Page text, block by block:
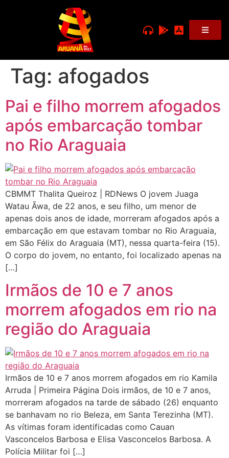
Tag: afogados
Pai e filho morrem afogados
após embarcação tombar
no Rio Araguaia
CBMMT Thalita Queiroz | RDNews O jovem Juaga
Watau Ãwa, de 22 anos, e seu filho, um menor de
apenas dois anos de idade, morreram afogados após a
embarcação em que estavam tombar no Rio Araguaia,
em São Félix do Araguaia (MT), nessa quarta-feira (15).
O corpo do jovem, no entanto, foi localizado apenas na
[…]
Irmãos de 10 e 7 anos
morrem afogados em rio na
região do Araguaia
Irmãos de 10 e 7 anos morrem afogados em rio Kamila
Arruda | Primeira Página Dois irmãos, de 10 e 7 anos,
morreram afogados na tarde de sábado (26) enquanto
se banhavam no rio Beleza, em Santa Terezinha (MT).
As vítimas foram identificadas como Cauan
Vasconcelos Barbosa e Elisa Vasconcelos Barbosa. A
Polícia Militar foi […]